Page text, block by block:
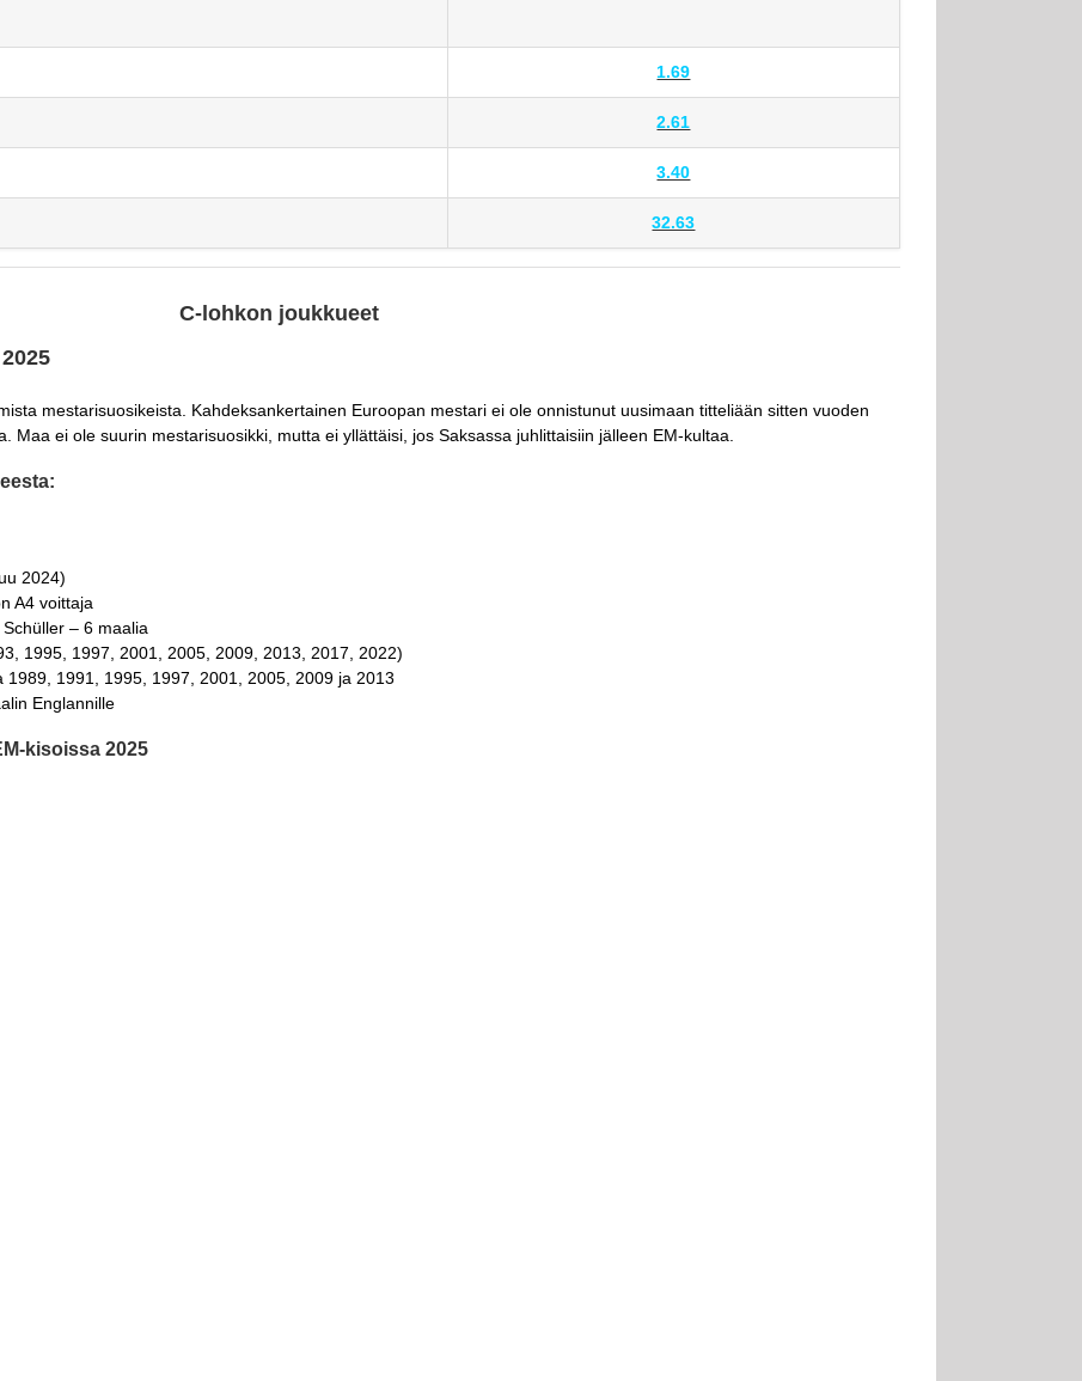
1.69
2.61
3.40
32.63
C-lohkon joukkueet
mestarisuosikeista. Kahdeksankertainen Euroopan mestari ei ole onnistunut uusimaan titteliään sitten vuoden
Maa ei ole suurin mestarisuosikki, mutta ei yllättäisi, jos Saksassa juhlittaisiin jälleen EM-kultaa.
2024)
A4 voittaja
– 6 maalia
1995, 1997, 2001, 2005, 2009, 2013, 2017, 2022)
1989, 1991, 1995, 1997, 2001, 2005, 2009 ja 2013
Englannille
kisoissa 2025